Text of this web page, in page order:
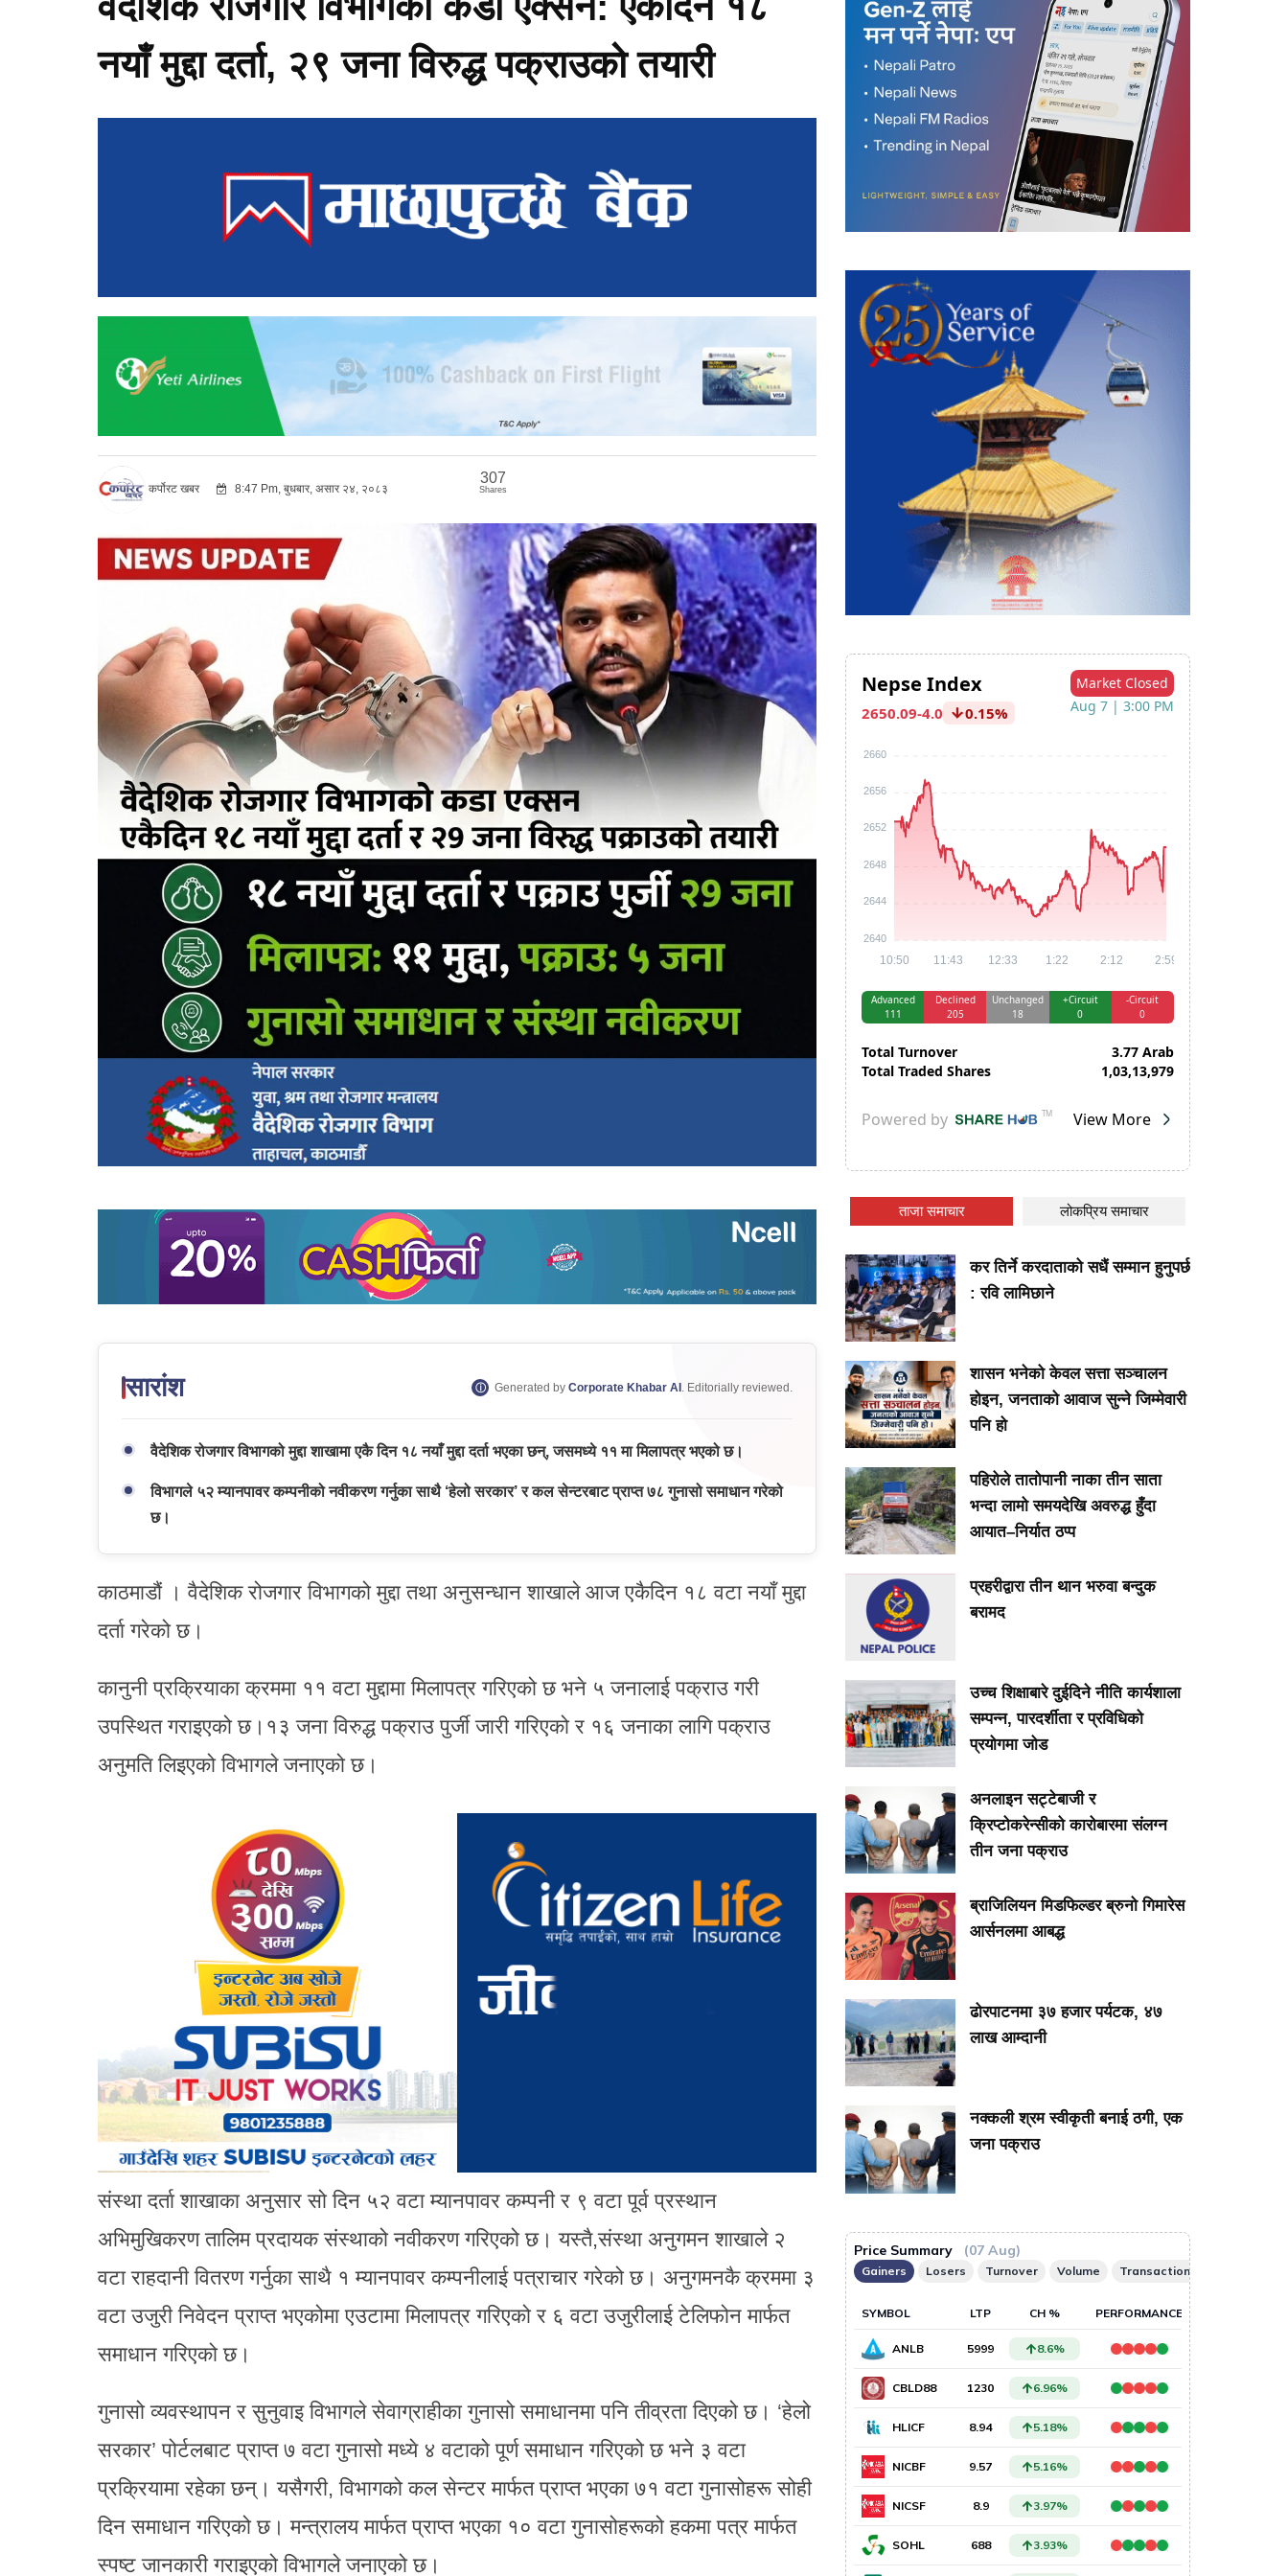
नयाँ मुद्दा दर्ता, २९ जना विरुद्ध पक्राउको तयारी
कर्पोरट खबर 8:47 Pm, बुधबार, असार २४, २०८३
307
Shares
सारांश Generated by Corporate Khabar AI . Editorially reviewed.
वैदेशिक रोजगार विभागको मुद्दा शाखामा एकै दिन १८ नयाँ मुद्दा दर्ता भएका छन्, जसमध्ये ११ मा मिलापत्र भएको छ।
विभागले ५२ म्यानपावर कम्पनीको नवीकरण गर्नुका साथै ‘हेलो सरकार’ र कल सेन्टरबाट प्राप्त ७८ गुनासो समाधान गरेको
छ।
काठमाडौं । वैदेशिक रोजगार विभागको मुद्दा तथा अनुसन्धान शाखाले आज एकैदिन १८ वटा नयाँ मुद्दा
दर्ता गरेको छ।
कानुनी प्रक्रियाका क्रममा ११ वटा मुद्दामा मिलापत्र गरिएको छ भने ५ जनालाई पक्राउ गरी
उपस्थित गराइएको छ।१३ जना विरुद्ध पक्राउ पुर्जी जारी गरिएको र १६ जनाका लागि पक्राउ
अनुमति लिइएको विभागले जनाएको छ।
संस्था दर्ता शाखाका अनुसार सो दिन ५२ वटा म्यानपावर कम्पनी र ९ वटा पूर्व प्रस्थान
अभिमुखिकरण तालिम प्रदायक संस्थाको नवीकरण गरिएको छ। यस्तै,संस्था अनुगमन शाखाले २
वटा राहदानी वितरण गर्नुका साथै १ म्यानपावर कम्पनीलाई पत्राचार गरेको छ। अनुगमनकै क्रममा ३
वटा उजुरी निवेदन प्राप्त भएकोमा एउटामा मिलापत्र गरिएको र ६ वटा उजुरीलाई टेलिफोन मार्फत
समाधान गरिएको छ।
गुनासो व्यवस्थापन र सुनुवाइ विभागले सेवाग्राहीका गुनासो समाधानमा पनि तीव्रता दिएको छ। ‘हेलो
सरकार’ पोर्टलबाट प्राप्त ७ वटा गुनासो मध्ये ४ वटाको पूर्ण समाधान गरिएको छ भने ३ वटा
प्रक्रियामा रहेका छन्। यसैगरी, विभागको कल सेन्टर मार्फत प्राप्त भएका ७१ वटा गुनासोहरू सोही
दिन समाधान गरिएको छ। मन्त्रालय मार्फत प्राप्त भएका १० वटा गुनासोहरूको हकमा पत्र मार्फत
स्पष्ट जानकारी गराइएको विभागले जनाएको छ।
ताजा समाचार लोकप्रिय समाचार
कर तिर्ने करदाताको सधैं सम्मान हुनुपर्छ
: रवि लामिछाने
शासन भनेको केवल सत्ता सञ्चालन
होइन, जनताको आवाज सुन्ने जिम्मेवारी
पनि हो
पहिरोले तातोपानी नाका तीन साता
भन्दा लामो समयदेखि अवरुद्ध हुँदा
आयात–निर्यात ठप्प
प्रहरीद्वारा तीन थान भरुवा बन्दुक
बरामद
उच्च शिक्षाबारे दुईदिने नीति कार्यशाला
सम्पन्न, पारदर्शीता र प्रविधिको
प्रयोगमा जोड
अनलाइन सट्टेबाजी र
क्रिप्टोकरेन्सीको कारोबारमा संलग्न
तीन जना पक्राउ
ब्राजिलियन मिडफिल्डर ब्रुनो गिमारेस
आर्सनलमा आबद्ध
ढोरपाटनमा ३७ हजार पर्यटक, ४७
लाख आम्दानी
नक्कली श्रम स्वीकृती बनाई ठगी, एक
जना पक्राउ